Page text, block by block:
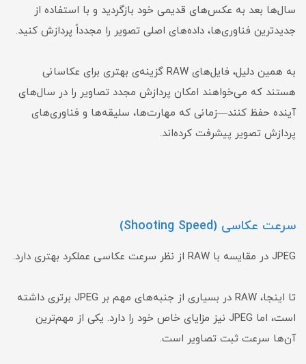
سال‌ها بعد به عکس‌های قدیمی خود بازگردید و با استفاده از
جدیدترین فناوری‌ها، داده‌های اصلی تصویر را مجدداً پردازش کنید.
به همین دلیل، فایل‌های RAW گزینه‌ی بهتری برای عکاسانی
هستند که می‌خواهند امکان پردازش مجدد تصاویر را در سال‌های
آینده حفظ کنند—زمانی که مهارت‌ها، سلیقه‌ها و فناوری‌های
پردازش تصویر پیشرفت کرده‌اند.
سرعت عکاسی (Shooting Speed)
JPEG در مقایسه با RAW از نظر سرعت عکاسی عملکرد بهتری دارد.
تا اینجا، RAW در بسیاری از جنبه‌های مهم بر JPEG برتری داشته
است، اما JPEG نیز مزایای خاص خود را دارد. یکی از مهم‌ترین
آن‌ها سرعت ثبت تصاویر است.